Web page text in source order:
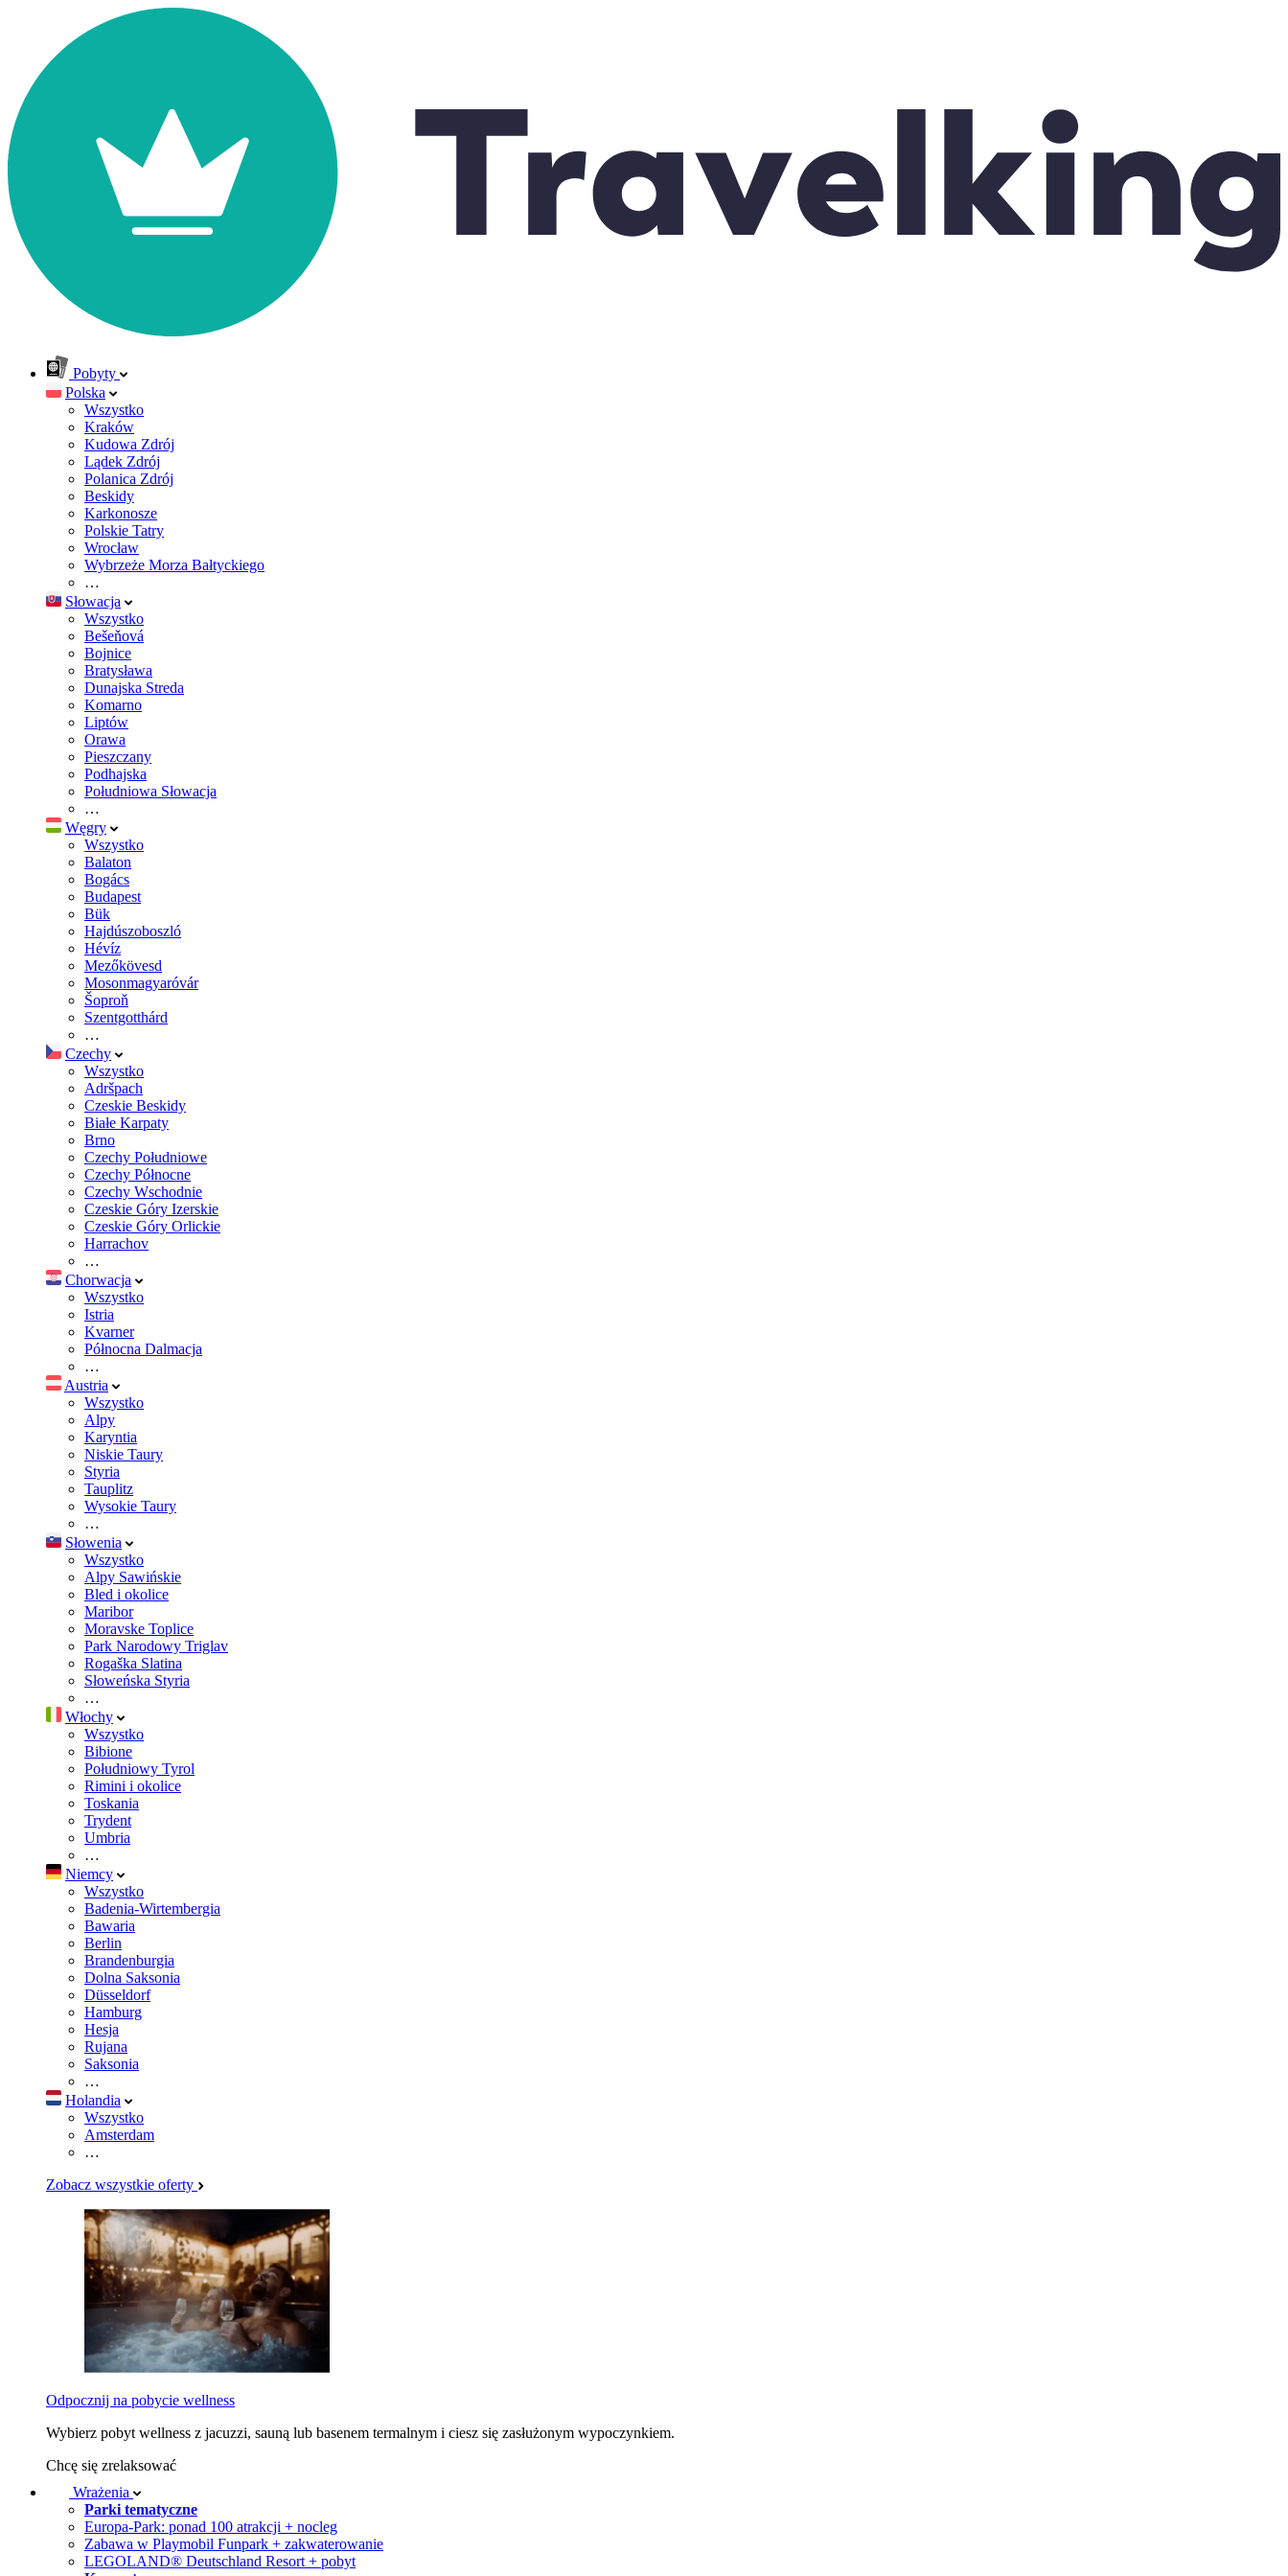
Pobyty
Polska
Wszystko
Kraków
Kudowa Zdrój
Lądek Zdrój
Polanica Zdrój
Beskidy
Karkonosze
Polskie Tatry
Wrocław
Wybrzeże Morza Bałtyckiego
…
Słowacja
Wszystko
Bešeňová
Bojnice
Bratysława
Dunajska Streda
Komarno
Liptów
Orawa
Pieszczany
Podhajska
Południowa Słowacja
…
Węgry
Wszystko
Balaton
Bogács
Budapest
Bük
Hajdúszoboszló
Hévíz
Mezőkövesd
Mosonmagyaróvár
Šoproň
Szentgotthárd
…
Czechy
Wszystko
Adršpach
Czeskie Beskidy
Białe Karpaty
Brno
Czechy Południowe
Czechy Północne
Czechy Wschodnie
Czeskie Góry Izerskie
Czeskie Góry Orlickie
Harrachov
…
Chorwacja
Wszystko
Istria
Kvarner
Północna Dalmacja
…
Austria
Wszystko
Alpy
Karyntia
Niskie Taury
Styria
Tauplitz
Wysokie Taury
…
Słowenia
Wszystko
Alpy Sawińskie
Bled i okolice
Maribor
Moravske Toplice
Park Narodowy Triglav
Rogaška Slatina
Słoweńska Styria
…
Włochy
Wszystko
Bibione
Południowy Tyrol
Rimini i okolice
Toskania
Trydent
Umbria
…
Niemcy
Wszystko
Badenia-Wirtembergia
Bawaria
Berlin
Brandenburgia
Dolna Saksonia
Düsseldorf
Hamburg
Hesja
Rujana
Saksonia
…
Holandia
Wszystko
Amsterdam
…
Zobacz wszystkie oferty
Odpocznij na pobycie wellness
Wybierz pobyt wellness z jacuzzi, sauną lub basenem termalnym i ciesz się zasłużonym wypoczynkiem.
Chcę się zrelaksować
Wrażenia
Parki tematyczne
Europa-Park: ponad 100 atrakcji + nocleg
Zabawa w Playmobil Funpark + zakwaterowanie
LEGOLAND® Deutschland Resort + pobyt